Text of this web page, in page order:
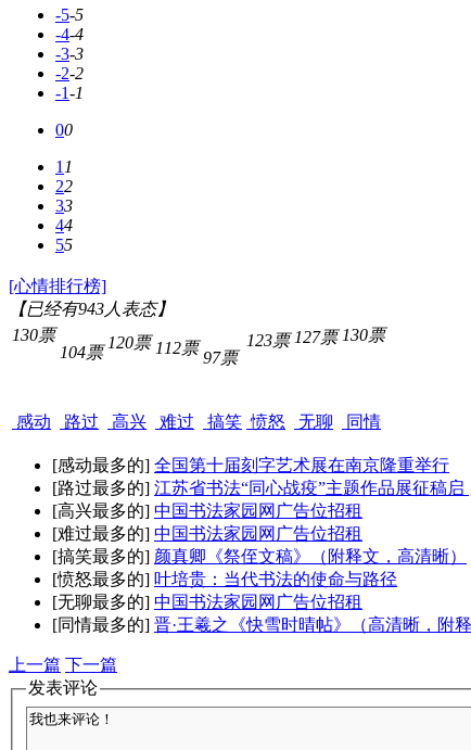
-5-5
-4-4
-3-3
-2-2
-1-1
00
11
22
33
44
55
[心情排行榜]
【已经有943人表态】
130票
感动
104票
路过
120票
高兴
112票
难过
97票
搞笑
123票
愤怒
127票
无聊
130票
同情
[感动最多的] 全国第十届刻字艺术展在南京隆重举行
[路过最多的] 江苏省书法“同心战疫”主题作品展征稿启
[高兴最多的] 中国书法家园网广告位招租
[难过最多的] 中国书法家园网广告位招租
[搞笑最多的] 颜真卿《祭侄文稿》（附释文，高清晰）
[愤怒最多的] 叶培贵：当代书法的使命与路径
[无聊最多的] 中国书法家园网广告位招租
[同情最多的] 晋·王羲之《快雪时晴帖》（高清晰，附释
上一篇 下一篇
发表评论